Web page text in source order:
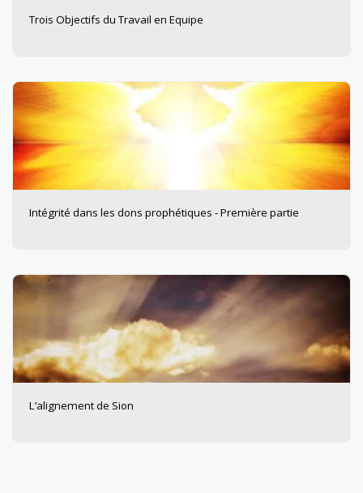
Trois Objectifs du Travail en Equipe
Intégrité dans les dons prophétiques - Première partie
L’alignement de Sion